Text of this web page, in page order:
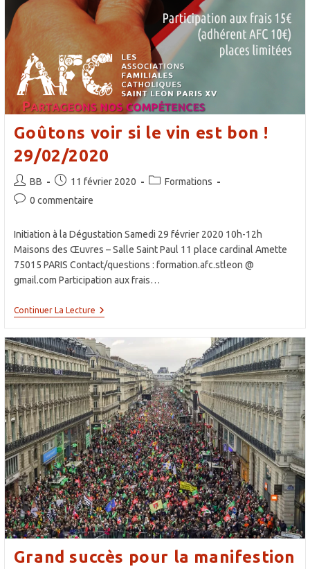
Goûtons voir si le vin est bon !
29/02/2020
Auteur/autrice
de
BB
Publication
publiée :
11 février 2020
PostFormations
Commentaires
la
publication :
0 commentaire
Initiation à la Dégustation Samedi 29 février 2020 10h-12h
Maisons des Œuvres – Salle Saint Paul 11 place cardinal Amette
75015 PARIS Contact/questions : formation.afc.stleon @
gmail.com Participation aux frais…
Continuer La LectureGoûtons
Le
Vin
Est
Bon
!
29/02/2020
Grand succès pour la manifestion